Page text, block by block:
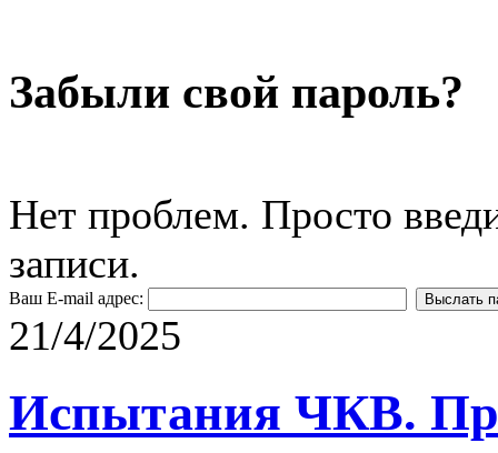
Забыли свой пароль?
Нет проблем. Просто
записи.
Ваш E-mail адрес:
21/4/2025
Испытания ЧКВ.